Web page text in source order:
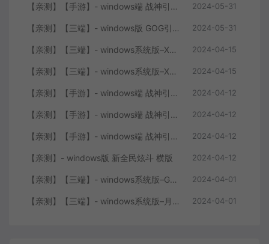
【亲测】【手游】- windows端 战神引擎 传奇手游 单职业 上古沉默完整版 白猪3.0免费版 安卓+苹果+教程+工具 2024-05-31
【亲测】【三端】- windows版 GOG引擎三职业版本 中原沉默 团购版 已整理配套微端 直接改IP即可进入游戏 2024-05-31
【亲测】【三端】- windows系统版–XO引擎 2024.4.15整理 最新无限制 版本 1.80九龙特色星王合击版 2024-04-15
【亲测】【三端】- windows系统版–XO0129-服务端 双端 引擎相关资料 2024.4.15 整理无限制 只有引擎和客户端 无版本 2024-04-15
【亲测】【手游】- windows端 战神引擎 传奇手游 单职业 仙域劫 白猪3.0免费版 红包 生肖 时装 境界 龙魂 盾牌 法宝 安卓+苹果+教程+工具 安卓+苹果+教程+工具 2024-04-12
【亲测】【手游】- windows端 战神引擎 传奇手游 复古三职业 180 火龙大陆 白猪3.0免费版 赞助 转生 变身 修炼 神器 生肖 技能修炼 狂暴 积分 安卓+苹果+教程+工具 2024-04-12
【亲测】【手游】- windows端 战神引擎 传奇手游 三职业 180 再战风云六大路 任务 特戒 狂暴 自动回收 赞助 炫彩魂环 爵位 转生 安卓+苹果+教程+工具 2024-04-12
【亲测】- windows版 新全民炫斗 横版 2024-04-12
【亲测】【三端】- windows系统版–GOY三端引擎 团购版 复古底板 + 服务端+ 微端补丁+工具+教程 +引擎源码 2024-04-01
【亲测】【三端】- windows系统版–月城风云版本 山炮引擎 防XO服务端 客户端 版本+工具+微端+搭建说明 2024-04-01